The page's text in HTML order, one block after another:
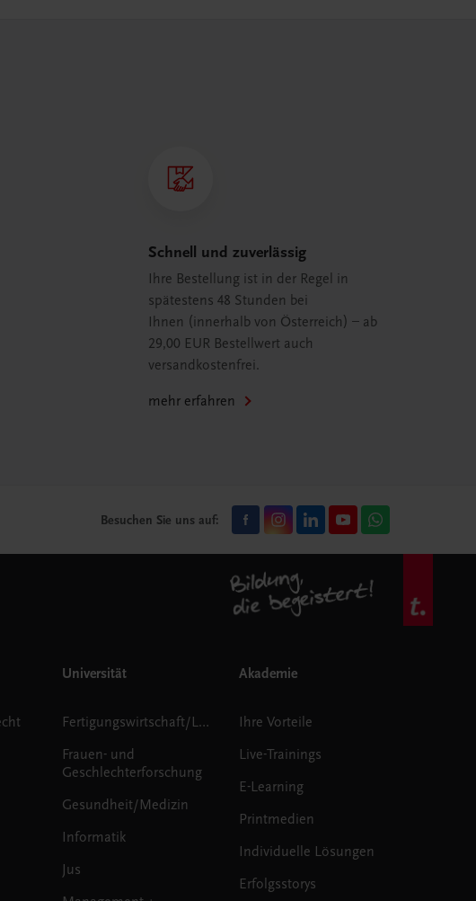
Schnell und zuverlässig
Ihre Bestellung ist in der Regel in
spätestens 48 Stunden bei
Ihnen (innerhalb von Österreich) – ab
29,00 EUR Bestellwert auch
versandkostenfrei.
mehr erfahren
Besuchen Sie uns auf:
Universität
Fertigungswirtschaft/Logistik
Frauen- und
Geschlechterforschung
Gesundheit/Medizin
Informatik
Jus
Akademie
Ihre Vorteile
Live-Trainings
E-Learning
Printmedien
Individuelle Lösungen
Erfolgsstorys